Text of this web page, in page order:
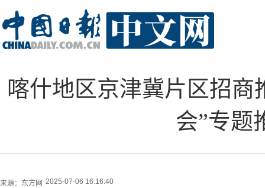
喀什地区京津冀片区招
会”专题
来源： 东方网 2025-07-06 16:16:40